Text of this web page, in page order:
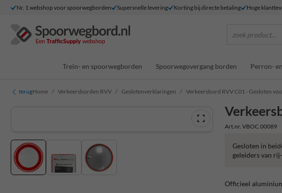
Nr. 1 webshop voor spoorwegborden Supersnelle levering Korting bij directe betaling Hoge
zoek product...
Trein- en spoorwegborden Spoorwegovergang borden Perron-
terugHome Verkeersborden RVV Geslotenverklaringen Verkeersbord RVV C01 - Gesloten
Art.nr. VBOC.00089
Gesloten in
geleiders van
Officieel